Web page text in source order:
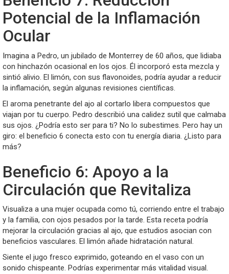
Potencial de la Inflamación
Ocular
Imagina a Pedro, un jubilado de Monterrey de 60 años, que lidiaba
con hinchazón ocasional en los ojos. Él incorporó esta mezcla y
sintió alivio. El limón, con sus flavonoides, podría ayudar a reducir
la inflamación, según algunas revisiones científicas.
El aroma penetrante del ajo al cortarlo libera compuestos que
viajan por tu cuerpo. Pedro describió una calidez sutil que calmaba
sus ojos. ¿Podría esto ser para ti? No lo subestimes. Pero hay un
giro: el beneficio 6 conecta esto con tu energía diaria. ¿Listo para
más?
Beneficio 6: Apoyo a la
Circulación que Revitaliza
Visualiza a una mujer ocupada como tú, corriendo entre el trabajo
y la familia, con ojos pesados por la tarde. Esta receta podría
mejorar la circulación gracias al ajo, que estudios asocian con
beneficios vasculares. El limón añade hidratación natural.
Siente el jugo fresco exprimido, goteando en el vaso con un
sonido chispeante. Podrías experimentar más vitalidad visual.